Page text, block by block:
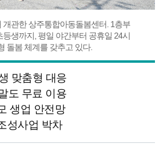
관한 상주통합아동돌봄센터. 1층부
생까지, 평일 야간부터 공휴일 24시
돌봄 체계를 갖추고 있다.
맞춤형 대응
도 무료 이용
생업 안전망
성사업 박차